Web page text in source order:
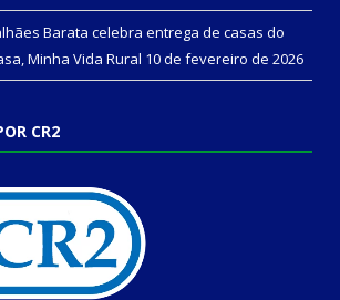
Barata celebra entrega de casas do
Minha Vida Rural 10 de fevereiro de 2026
CR2